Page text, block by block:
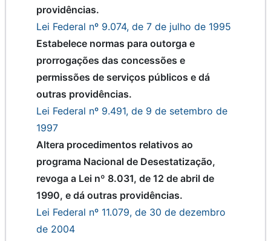
providências.
Lei Federal nº 9.074, de 7 de julho de 1995
Estabelece normas para outorga e
prorrogações das concessões e
permissões de serviços públicos e dá
outras providências.
Lei Federal nº 9.491, de 9 de setembro de
1997
Altera procedimentos relativos ao
programa Nacional de Desestatização,
revoga a Lei nº 8.031, de 12 de abril de
1990, e dá outras providências.
Lei Federal nº 11.079, de 30 de dezembro
de 2004